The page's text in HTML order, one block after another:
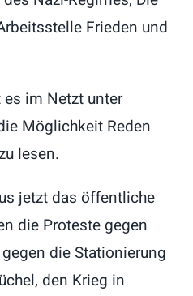
Frieden und
im Netzt unter
Möglichkeit Reden
lesen.
jetzt das öffentliche
die Proteste gegen
die Stationierung
den Krieg in